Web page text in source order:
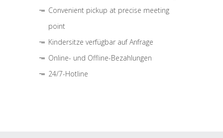
Convenient pickup at precise meeting
point
Kindersitze verfügbar auf Anfrage
Online- und Offline-Bezahlungen
24/7-Hotline